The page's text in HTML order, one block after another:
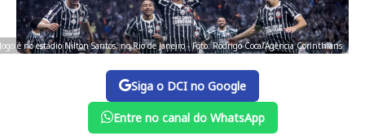
Jogo é no estádio Nilton Santos, no Rio de Janeiro - Foto: Rodrigo Coca/Agência Corinthians
Siga o DCI no Google
Entre no canal do WhatsApp